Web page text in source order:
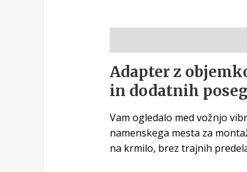
Adapter z
in dodatnih
Vam ogledalo med vožnjo
namenskega mesta za
na krmilo, brez trajnih